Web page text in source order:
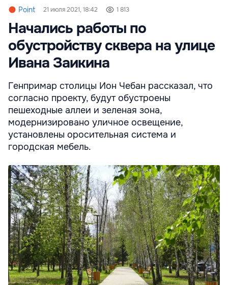
Point 21 июля 2021, 18:42 1 813
Начались работы по
обустройству сквера на улице
Ивана Заикина
Генпримар столицы Ион Чебан рассказал, что
согласно проекту, будут обустроены
пешеходные аллеи и зеленая зона,
модернизировано уличное освещение,
установлены оросительная система и
городская мебель.